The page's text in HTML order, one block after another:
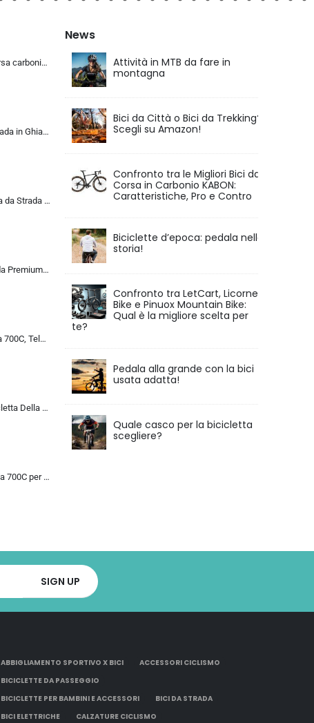
KABON Bici da corsa carbonio, 700C bici da strada T800 Completamente carbonio con Shimano 105 R7000 22 velocità 8.1 KG Leg…
KABON Bici da Strada in Ghiaia di Carbonio, Bicicletta con Telaio in Fibra di Carbonio T800 con Bicicletta da Corsa con Fr…
ALQPPM Bicicletta da Strada da 26 Pollici, Bici da 24 Velocità, Freno a Doppio Disco, Telaio in Acciaio ad Alto Tenore Di …
Chillaxx Bike Strada Premium City Bike da 26 e 28 pollici, bicicletta per ragazze, ragazzi, uomini e donne, cambio a 21 ma…
Bicicletta da Corsa 700C, Telaio in Acciaio con Cambio a 24/27/30 Marce, Bicicletta da Strada per Uomo Donna, Bici da Stra…
MU 26 Pollici Bicicletta Della Strada, 24 Velocità Bici, Doppio Disco Freno, Acciaio Al Carbonio Telaio, Strada Biciclette…
Bicicletta da Strada 700C per Uomo Donna, Bicicletta da Corsa con Freno a Disco 24/27/30 velocità, Telaio in Acciaio ad Al…
News
Attività in MTB da fare in
montagna
Bici da Città o Bici da Trekking?
Scegli su Amazon!
Confronto tra le Migliori Bici da
Corsa in Carbonio KABON:
Caratteristiche, Pro e Contro
Biciclette d’epoca: pedala nella
storia!
Confronto tra LetCart, Licorne
Bike e Pinuox Mountain Bike:
Qual è la migliore scelta per
te?
Pedala alla grande con la bici
usata adatta!
Quale casco per la bicicletta
scegliere?
ABBIGLIAMENTO SPORTIVO X BICI
ACCESSORI CICLISMO
BICICLETTE DA PASSEGGIO
BICICLETTE PER BAMBINI E ACCESSORI
BICI DA STRADA
BICI ELETTRICHE
CALZATURE CICLISMO